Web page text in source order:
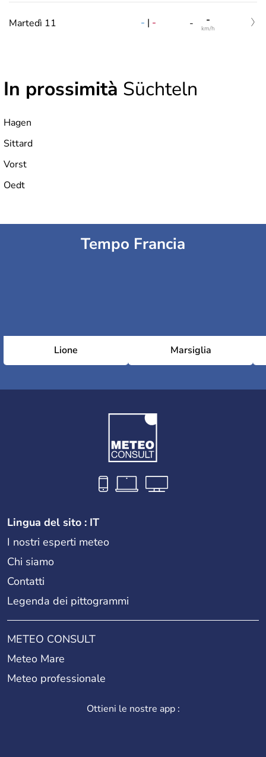
Martedì 11 - | - - -
km/h
In prossimità Süchteln
Hagen
Sittard
Vorst
Oedt
Tempo Francia
Lione Marsiglia
Lingua del sito : IT
I nostri esperti meteo
Chi siamo
Contatti
Legenda dei pittogrammi
METEO CONSULT
Meteo Mare
Meteo professionale
Ottieni le nostre app :